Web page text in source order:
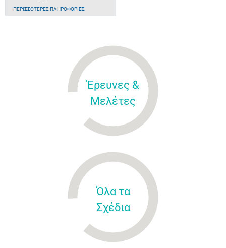
ΠΕΡΙΣΣΌΤΕΡΕΣ ΠΛΗΡΟΦΟΡΊΕΣ
Έρευνες &
Μελέτες
Όλα τα
Σχέδια